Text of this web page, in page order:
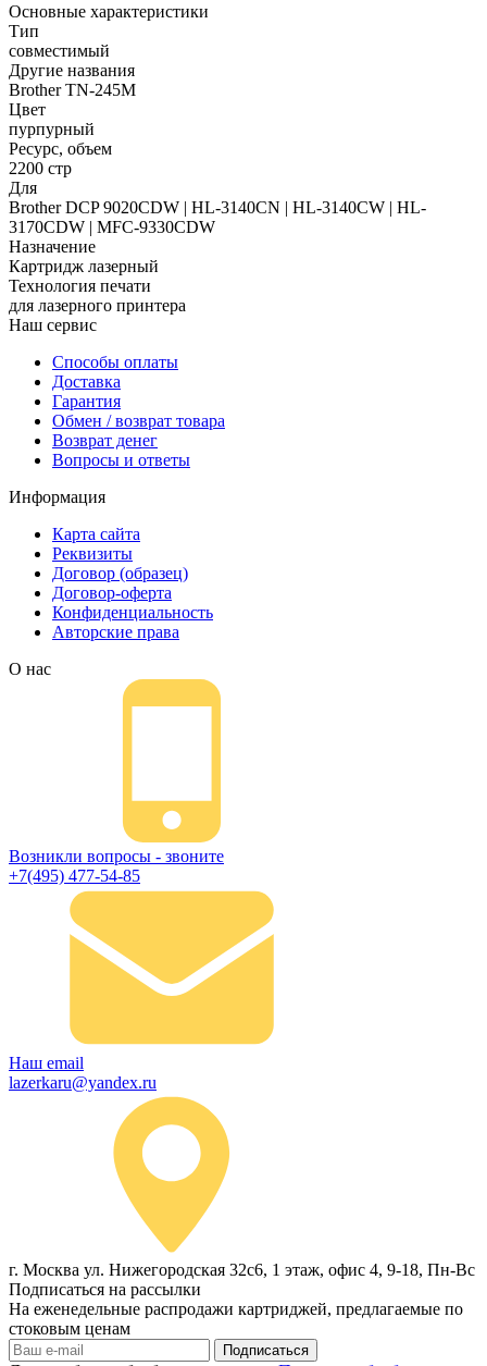
Основные характеристики
Тип
совместимый
Другие названия
Brother TN-245M
Цвет
пурпурный
Ресурс, объем
2200 стр
Для
Brother DCP 9020CDW | HL-3140CN | HL-3140CW | HL-
3170CDW | MFC-9330CDW
Назначение
Картридж лазерный
Технология печати
для лазерного принтера
Наш сервис
Способы оплаты
Доставка
Гарантия
Обмен / возврат товара
Возврат денег
Вопросы и ответы
Информация
Карта сайта
Реквизиты
Договор (образец)
Договор-оферта
Конфиденциальность
Авторские права
О нас
Возникли вопросы - звоните
+7(495) 477-54-85
Наш email
lazerkaru@yandex.ru
г. Москва ул. Нижегородская 32с6, 1 этаж, офис 4, 9-18, Пн-Вс
Подписаться на рассылки
На еженедельные распродажи картриджей, предлагаемые по
стоковым ценам
Подписаться